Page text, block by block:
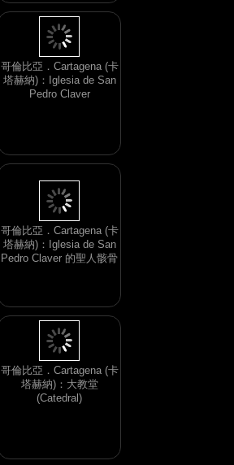
哥倫比亞．Cartagena (卡
塔赫納)：Iglesia de San
Pedro Claver
哥倫比亞．Cartagena (卡
塔赫納)：Iglesia de San
Pedro Claver 的聖人骸骨
哥倫比亞．Cartagena (卡
塔赫納)：大教堂
(Catedral)